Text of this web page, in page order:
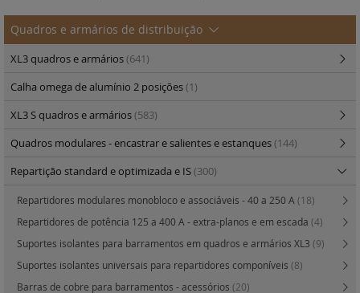
Quadros e armários de distribuição
XL3 quadros e armários(641)
Calha omega de alumínio 2 posições(1)
XL3 S quadros e armários(583)
Quadros modulares - encastrar e salientes e estanques(144)
Repartição standard e optimizada e IS(300)
Repartidores modulares monobloco e associáveis - 40 a 250 A (18)
Repartidores de potência 125 a 400 A - extra-planos e em escada (4)
Suportes isolantes para barramentos em quadros e armários XL3 (9)
Suportes isolantes universais para repartidores componíveis (8)
Barras de cobre para barramentos - acessórios (20)